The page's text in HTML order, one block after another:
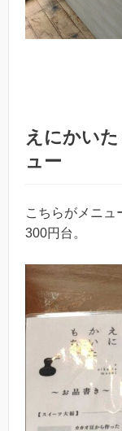
えにかい
ュー
こちらがメニュ
300円台。